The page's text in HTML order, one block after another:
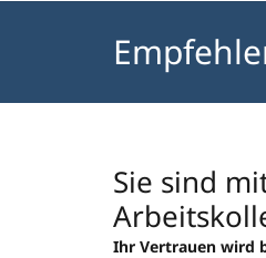
Sie sind
Ihr Vertrauen wird